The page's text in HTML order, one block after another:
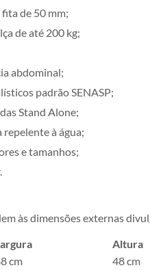
de 50 mm;
de até 200 kg;
abdominal;
padrão SENASP;
Stand Alone;
à água;
e tamanhos;
às dimensões externas
Altura
cm 48 cm